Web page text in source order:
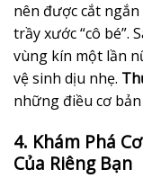
nên được cắt
trầy xước “cô bé”.
vùng kín một lần
vệ sinh dịu nhẹ.
những điều cơ
4. Khám Phá
Của Riêng Bạn